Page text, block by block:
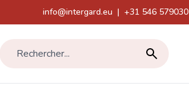
info@intergard.eu | +31 546 579030
Rechercher...